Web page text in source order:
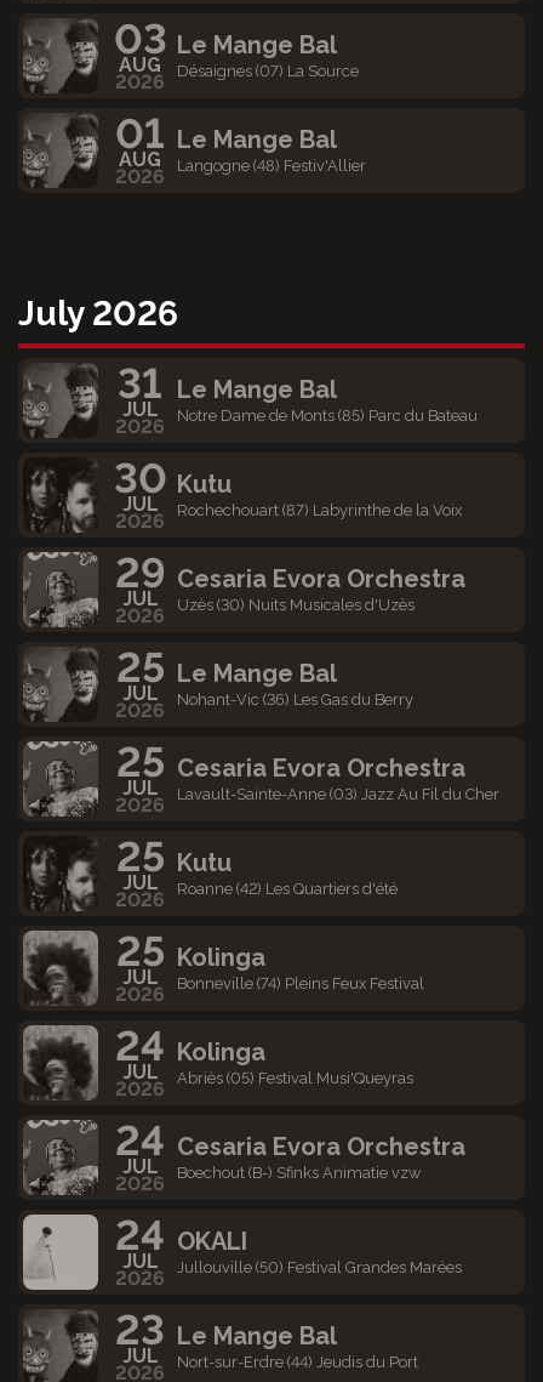
03
AUG
2026
Le Mange Bal
Désaignes (07) La Source
01
AUG
2026
Le Mange Bal
Langogne (48) Festiv'Allier
July 2026
31
JUL
2026
Le Mange Bal
Notre Dame de Monts (85) Parc du Bateau
30
JUL
2026
Kutu
Rochechouart (87) Labyrinthe de la Voix
29
JUL
2026
Cesaria Evora Orchestra
Uzès (30) Nuits Musicales d'Uzès
25
JUL
2026
Le Mange Bal
Nohant-Vic (36) Les Gas du Berry
25
JUL
2026
Cesaria Evora Orchestra
Lavault-Sainte-Anne (03) Jazz Au Fil du Cher
25
JUL
2026
Kutu
Roanne (42) Les Quartiers d'été
25
JUL
2026
Kolinga
Bonneville (74) Pleins Feux Festival
24
JUL
2026
Kolinga
Abriès (05) Festival Musi'Queyras
24
JUL
2026
Cesaria Evora Orchestra
Boechout (B-) Sfinks Animatie vzw
24
JUL
2026
OKALI
Jullouville (50) Festival Grandes Marées
23
JUL
2026
Le Mange Bal
Nort-sur-Erdre (44) Jeudis du Port